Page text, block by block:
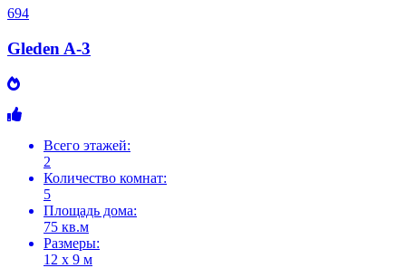
694
Gleden A-3
Всего этажей:
2
Количество комнат:
5
Площадь дома:
75 кв.м
Размеры:
12 х 9 м